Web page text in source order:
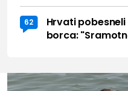
62
Hrvati
borca: